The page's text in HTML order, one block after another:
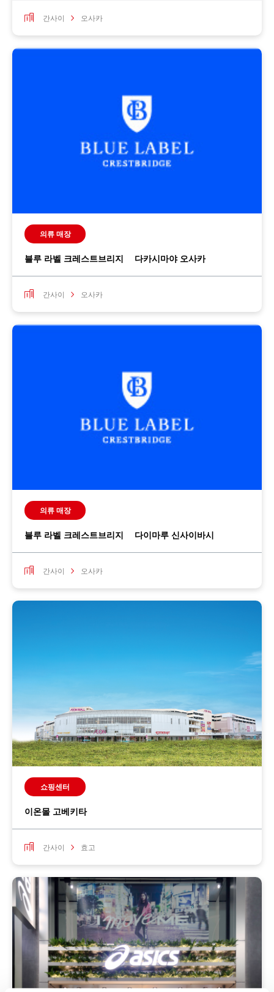
간사이 오사카
의류 매장
블루 라벨 크레스트브리지 다카시마야 오사카
간사이 오사카
의류 매장
블루 라벨 크레스트브리지 다이마루 신사이바시
간사이 오사카
쇼핑센터
이온몰 고베키타
간사이 효고